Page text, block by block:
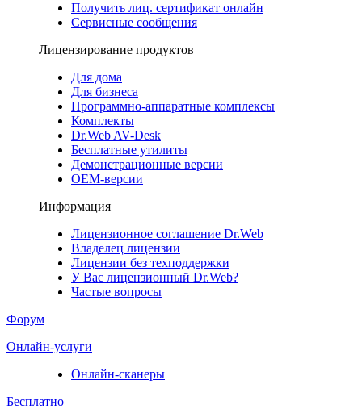
Получить лиц. сертификат онлайн
Сервисные сообщения
Лицензирование продуктов
Для дома
Для бизнеса
Программно-аппаратные комплексы
Комплекты
Dr.Web AV-Desk
Бесплатные утилиты
Демонстрационные версии
ОЕМ-версии
Информация
Лицензионное соглашение Dr.Web
Владелец лицензии
Лицензии без техподдержки
У Вас лицензионный Dr.Web?
Частые вопросы
Форум
Онлайн-услуги
Онлайн-сканеры
Бесплатно